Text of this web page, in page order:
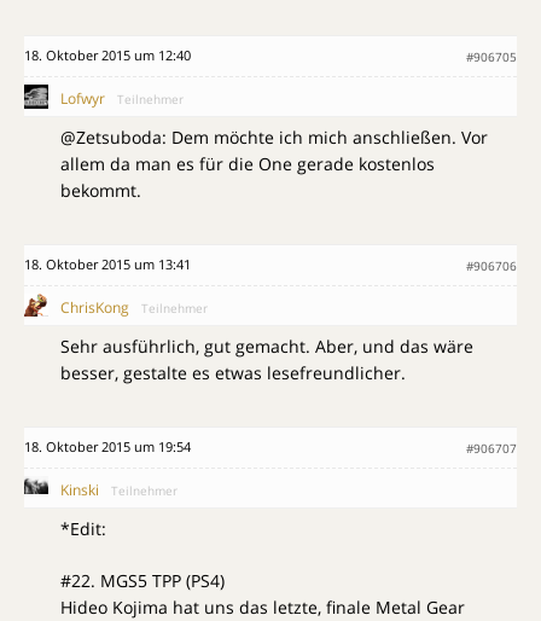
18. Oktober 2015 um 12:40 #906705
Lofwyr Teilnehmer
@Zetsuboda: Dem möchte ich mich anschließen. Vor
allem da man es für die One gerade kostenlos
bekommt.
18. Oktober 2015 um 13:41 #906706
ChrisKong Teilnehmer
Sehr ausführlich, gut gemacht. Aber, und das wäre
besser, gestalte es etwas lesefreundlicher.
18. Oktober 2015 um 19:54 #906707
Kinski Teilnehmer
*Edit:
#22. MGS5 TPP (PS4)
Hideo Kojima hat uns das letzte, finale Metal Gear